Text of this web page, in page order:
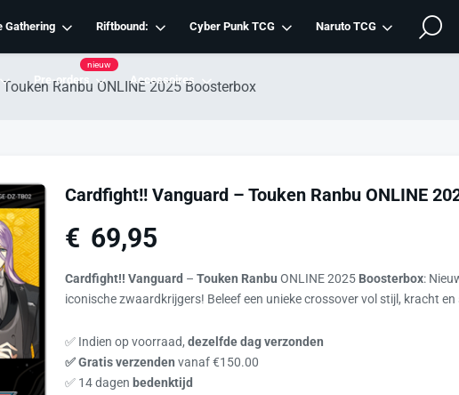
Gathering Riftbound: Cyber Punk TCG Naruto TCG
Pre-orders
nieuw
Accessoires
Ranbu ONLINE 2025 Boosterbox
Cardfight!! Vanguard – Touken Ranbu ONLINE
€ 69,95
Cardfight!! Vanguard – Touken Ranbu ONLINE 2025 Boosterbox:
iconische zwaardkrijgers! Beleef een unieke crossover vol stijl, kracht en
✅ Indien op voorraad, dezelfde dag verzonden
✅ Gratis verzenden vanaf €150.00
✅ 14 dagen bedenktijd